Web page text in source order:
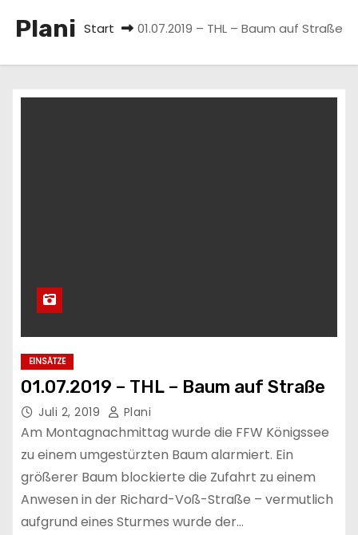
Plani Start 01.07.2019 – THL – Baum auf Straße
EINSÄTZE
01.07.2019 – THL – Baum auf Straße
Juli 2, 2019 Plani
Am Montagnachmittag wurde die FFW Königssee
zu einem umgestürzten Baum alarmiert. Ein
größerer Baum blockierte die Zufahrt zu einem
Anwesen in der Richard-Voß-Straße – vermutlich
aufgrund eines Sturmes wurde der…